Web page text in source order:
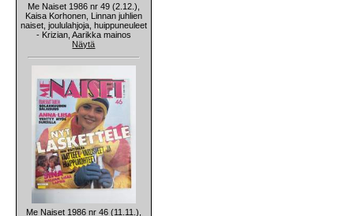
Me Naiset 1986 nr 49 (2.12.),
Kaisa Korhonen, Linnan juhlien
naiset, joululahjoja, huippuneuleet
- Krizian, Aarikka mainos
Näytä
Me Naiset 1986 nr 46 (11.11.),